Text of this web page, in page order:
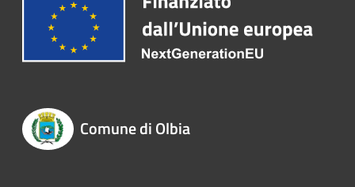
Comune di Olbia